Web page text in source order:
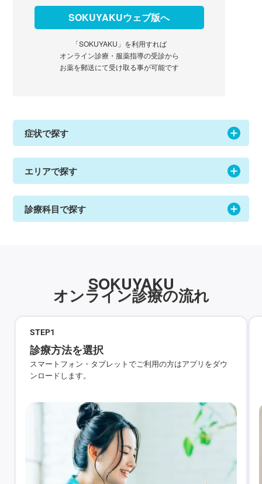
SOKUYAKUウェブ版へ
「SOKUYAKU」を利用すれば
オンライン診療・服薬指導の受診から
お薬を郵送にて受け取る事が可能です
症状で探す
エリアで探す
診療科目で探す
SOKUYAKU
オンライン診療の流れ
STEP1
診療方法を選択
スマートフォン・タブレットでご利用の方はアプリをダウ
ンロードします。